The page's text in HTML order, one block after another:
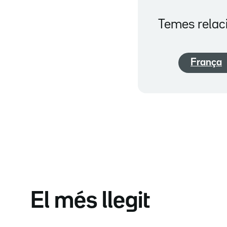
Temes
França
El més llegit